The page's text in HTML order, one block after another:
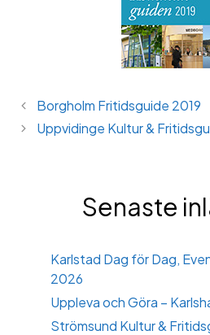
Borgholm Fritidsguide 2019
Uppvidinge Kultur &
Senaste
Karlstad Dag för Dag,
2026
Uppleva och Göra –
Strömsund Kultur &